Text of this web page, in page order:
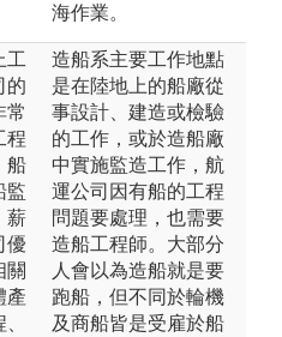
海作業。
工
的
常
程
船
監
薪
優
關
產
造船系主要工作地點
是在陸地上的船廠從
事設計、建造或檢驗
的工作，或於造船廠
中實施監造工作，航
運公司因有船的工程
問題要處理，也需要
造船工程師。大部分
人會以為造船就是要
跑船，但不同於輪機
及商船皆是受雇於船